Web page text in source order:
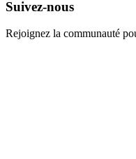
Suivez-nous
Rejoignez la communauté